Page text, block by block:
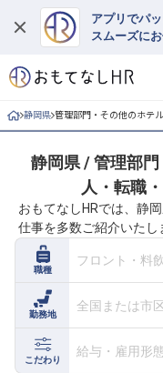
アプリでパ
スムーズに
ログイン
求人・施設を探す
就職・転職 合同説
おもてなしHRにつ
ご利用の流れ
よくある質問
ホテル・宿泊業界
静岡県 管理部門・その他のホテ
静岡県 / 管理部
人・転職
おもてなしHRでは、静
仕事を多数ご紹介いたし
職種
フロント・料
勤務地
全国または市
こだわり
給与・雇用形